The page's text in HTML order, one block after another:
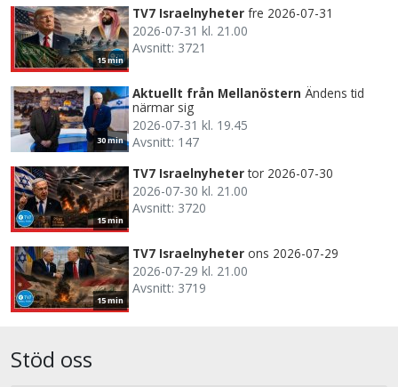
15 min
TV7 Israelnyheter fre 2026-07-31
2026-07-31 kl. 21.00
Avsnitt: 3721
30 min
Aktuellt från Mellanöstern Ändens tid
närmar sig
2026-07-31 kl. 19.45
Avsnitt: 147
15 min
TV7 Israelnyheter tor 2026-07-30
2026-07-30 kl. 21.00
Avsnitt: 3720
15 min
TV7 Israelnyheter ons 2026-07-29
2026-07-29 kl. 21.00
Avsnitt: 3719
Stöd oss